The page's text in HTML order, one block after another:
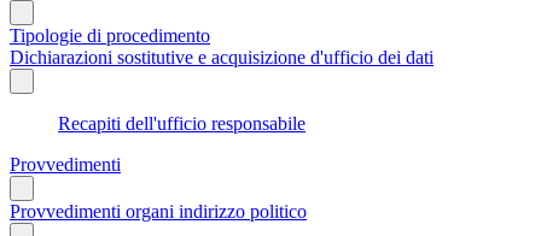
Tipologie di procedimento
Dichiarazioni sostitutive e acquisizione d'ufficio dei dati
Recapiti dell'ufficio responsabile
Provvedimenti
Provvedimenti organi indirizzo politico